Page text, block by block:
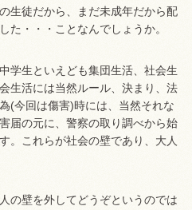
生徒だから、まだ未成年だから配
た・・・ことなんでしょうか。
学生といえども集団生活、社会生
生活には当然ルール、決まり、法
(今回は傷害)時には、当然それな
届の元に、警察の取り調べから始
。これらが社会の壁であり、大人
の壁を外してどうぞというのでは